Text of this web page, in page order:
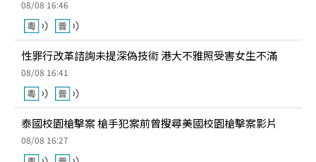
08/08 16:46
性罪行改革諮詢未提深偽技術 港大不雅照受害女生不滿
08/08 16:41
泰國校園槍擊案 槍手犯案前曾搜尋美國校園槍擊案影片
08/08 16:27